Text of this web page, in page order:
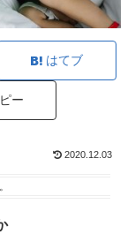
はてブ
ー
2020.12.03